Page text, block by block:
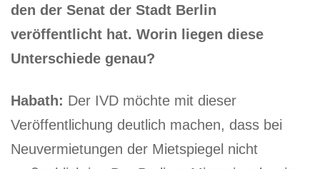
den der Senat der Stadt Berlin
veröffentlicht hat. Worin liegen diese
Unterschiede genau?
Habath: Der IVD möchte mit dieser
Veröffentlichung deutlich machen, dass bei
Neuvermietungen der Mietspiegel nicht